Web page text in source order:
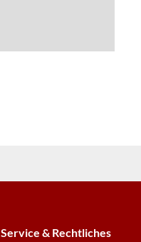
Service & Rechtliches